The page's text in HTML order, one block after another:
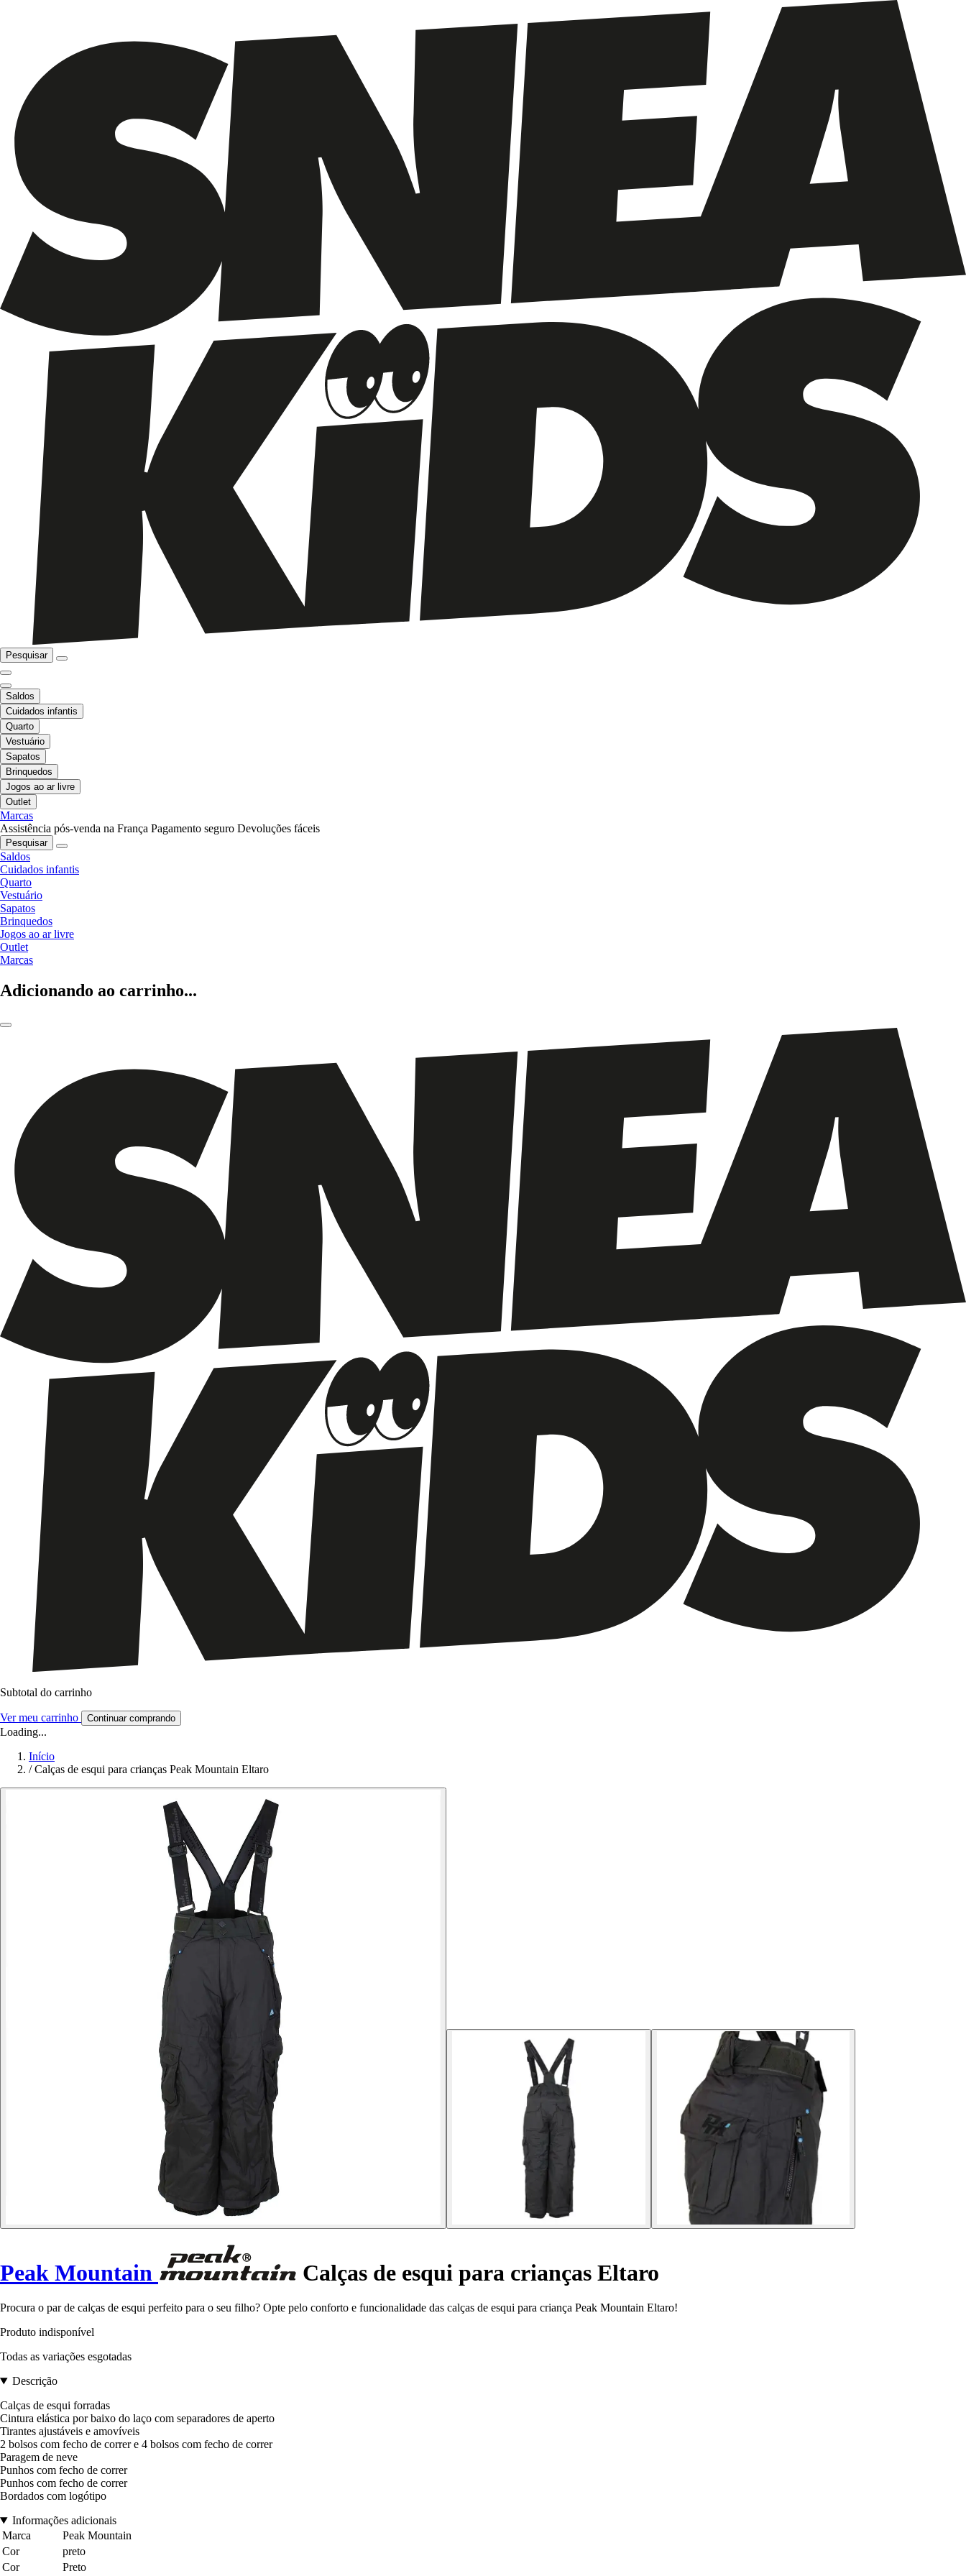
Pesquisar
Saldos
Cuidados infantis
Quarto
Vestuário
Sapatos
Brinquedos
Jogos ao ar livre
Outlet
Marcas
Assistência pós-venda na França Pagamento seguro Devoluções fáceis
Pesquisar
Saldos
Cuidados infantis
Quarto
Vestuário
Sapatos
Brinquedos
Jogos ao ar livre
Outlet
Marcas
Adicionando ao carrinho...
Subtotal do carrinho
Ver meu carrinho Continuar comprando
Loading...
Início
/ Calças de esqui para crianças Peak Mountain Eltaro
Peak Mountain Calças de esqui para crianças Eltaro
Procura o par de calças de esqui perfeito para o seu filho? Opte pelo conforto e funcionalidade das calças de esqui para criança Peak Mountain Eltaro!
Produto indisponível
Todas as variações esgotadas
Descrição
Calças de esqui forradas
Cintura elástica por baixo do laço com separadores de aperto
Tirantes ajustáveis e amovíveis
2 bolsos com fecho de correr e 4 bolsos com fecho de correr
Paragem de neve
Punhos com fecho de correr
Punhos com fecho de correr
Bordados com logótipo
Informações adicionais
Marca
Peak Mountain
Cor
preto
Cor
Preto